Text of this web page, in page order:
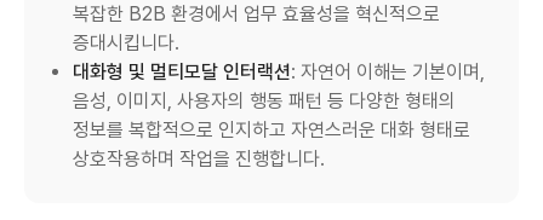
복잡한 B2B 환경에서 업무 효율성을 혁신적으로
증대시킵니다.
대화형 및 멀티모달 인터랙션: 자연어 이해는 기본이며,
음성, 이미지, 사용자의 행동 패턴 등 다양한 형태의
정보를 복합적으로 인지하고 자연스러운 대화 형태로
상호작용하며 작업을 진행합니다.